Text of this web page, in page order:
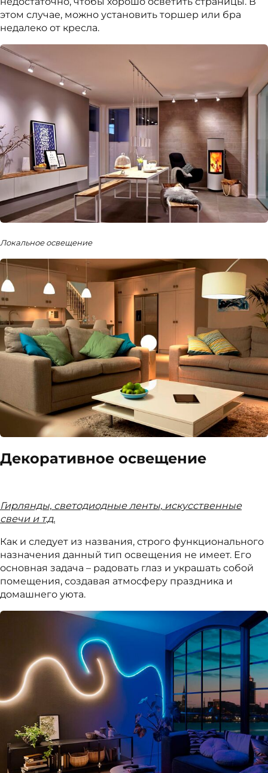
этом случае, можно установить торшер или бра
недалеко от кресла.
Локальное освещение
Декоративное освещение
Гирлянды, светодиодные ленты, искусственные
свечи и т.д.
Как и следует из названия, строго функционального
назначения данный тип освещения не имеет. Его
основная задача – радовать глаз и украшать собой
помещения, создавая атмосферу праздника и
домашнего уюта.